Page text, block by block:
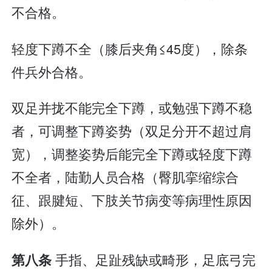
不合格。
轻度下蹲不全（膝后夹角≤45度），除条
件兵外合格。
双足并拢不能完全下蹲，或勉强下蹲不稳
者，可调整下蹲姿势（双足分开不超过肩
宽），调整姿势后能完全下蹲或轻度下蹲
不全者，陆勤人员合格（臀肌挛缩综合
征、跟腱短、下肢关节病变等病理性原因
除外）。
第八条手指、足趾残缺或畸形，足底弓完